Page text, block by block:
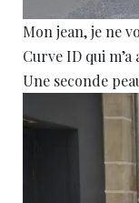
Mon jean, je ne
Curve ID qui
Une seconde